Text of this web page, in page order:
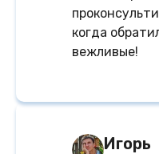
когда
вежливые!
Игорь